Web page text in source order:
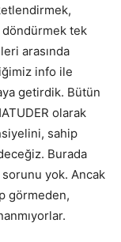
döndürmek tek
arasında
info ile
getirdik. Bütün
olarak
sahip
Burada
yok. Ancak
görmeden,